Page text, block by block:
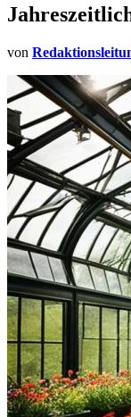
von